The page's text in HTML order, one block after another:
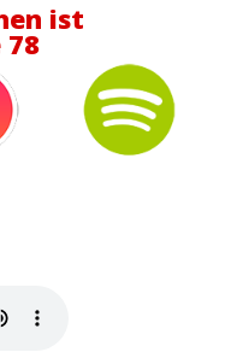
ist
78